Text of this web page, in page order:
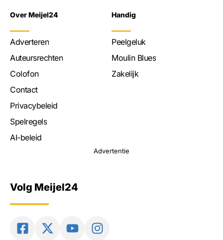
Over Meijel24
Adverteren
Auteursrechten
Colofon
Contact
Privacybeleid
Spelregels
AI-beleid
Handig
Peelgeluk
Moulin Blues
Zakelijk
Advertentie
Volg Meijel24